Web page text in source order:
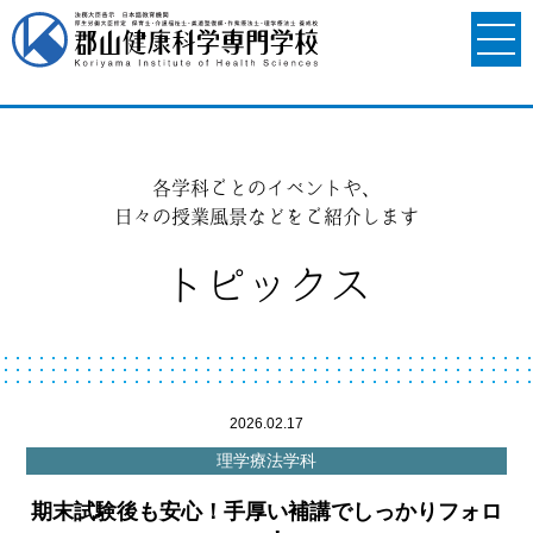
各学科ごとのイベントや、
日々の授業風景などをご紹介します
トピックス
2026.02.17
理学療法学科
期末試験後も安心！手厚い補講でしっかりフォロ